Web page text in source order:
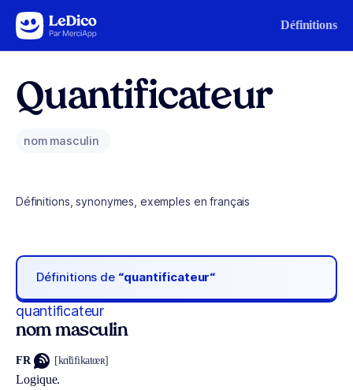
Aller au contenu Définitions
Quantificateur
nom masculin
Définitions, synonymes, exemples en français
Définitions de “quantificateur“
quantificateur
nom masculin
FR [kɑ̃tifikatœʀ]
Logique.